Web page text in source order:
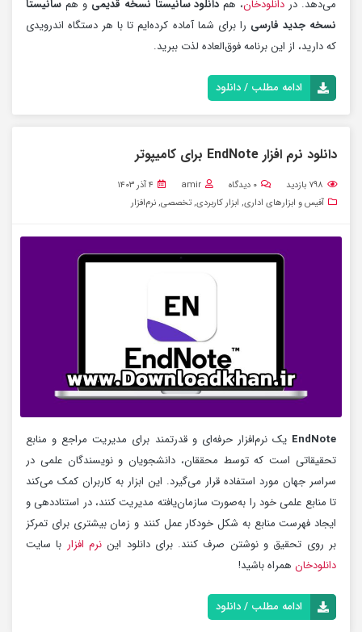
می‌دهد. در دانلودخان، هم دانلود سانیستا نسخه قدیمی و هم سانیستا
نسخه جدید فارسی را برای شما آماده کرده‌ایم تا با هر دستگاه اندرویدی
که دارید، از این برنامه فوق‌العاده لذت ببرید.
ادامه مطلب / دانلود
دانلود نرم افزار EndNote برای کامیپوتر
۷۹۸ بازدید ۰ دیدگاه amir
۴ آذر ۱۴۰۳
آفیس و ابزارهای اداری, ابزار کاربردی,تخصصی,نرم‌افزار
EndNote یک نرم‌افزار حرفه‌ای و قدرتمند برای مدیریت مراجع و منابع
تحقیقاتی است که توسط محققان، دانشجویان و نویسندگان علمی در
سراسر جهان مورد استفاده قرار می‌گیرد. این ابزار به کاربران کمک می‌کند
تا منابع علمی خود را به‌صورت سازمان‌یافته مدیریت کنند، در استناددهی و
ایجاد فهرست منابع به شکل خودکار عمل کنند و زمان بیشتری برای تمرکز
بر روی تحقیق و نوشتن صرف کنند. برای دانلود ایننرم افزار با سایت
دانلودخان همراه باشید!
ادامه مطلب / دانلود